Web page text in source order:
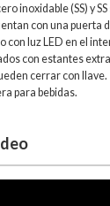
inoxidable (SS) y
con una puerta
con luz LED en el
con estantes
cerrar con llave.
para bebidas.